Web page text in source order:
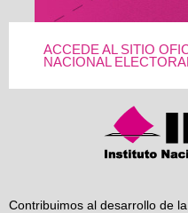
ACCEDE AL SITIO
NACIONAL
Contribuimos al desarrollo de